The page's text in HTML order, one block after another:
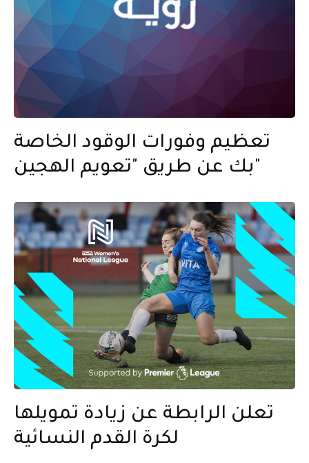
تعظيم وفورات الوقود الخاصة
بك عن طريق "تعويم الهجين"
تعلن الرابطة عن زيادة تمويلها
لكرة القدم النسائية